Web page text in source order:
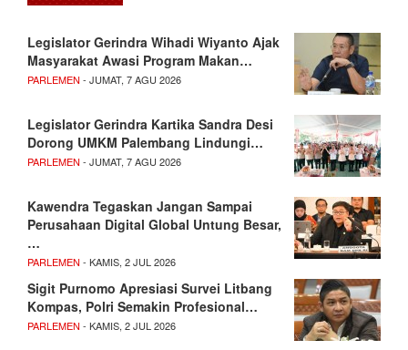
Legislator Gerindra Wihadi Wiyanto Ajak
Masyarakat Awasi Program Makan…
PARLEMEN - JUMAT, 7 AGU 2026
Legislator Gerindra Kartika Sandra Desi
Dorong UMKM Palembang Lindungi…
PARLEMEN - JUMAT, 7 AGU 2026
Kawendra Tegaskan Jangan Sampai
Perusahaan Digital Global Untung Besar,
…
PARLEMEN - KAMIS, 2 JUL 2026
Sigit Purnomo Apresiasi Survei Litbang
Kompas, Polri Semakin Profesional…
PARLEMEN - KAMIS, 2 JUL 2026